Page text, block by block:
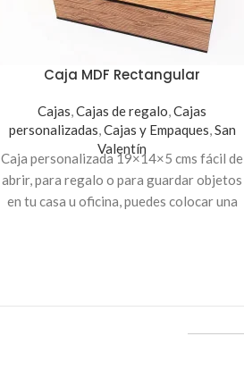
Caja MDF Rectangular
Cajas,Cajas de regalo,Cajas
personalizadas,Cajas y Empaques,San
Valentín
Caja personalizada 19×14×5 cms fácil de
abrir, para regalo o para guardar objetos
en tu casa u oficina, puedes colocar una